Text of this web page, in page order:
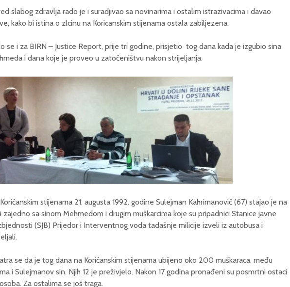
slabog zdravlja rado je i suradjivao sa novinarima i ostalim istrazivacima i davao
kako bi istina o zlcinu na Koricanskim stijenama ostala zabiljezena.
se i za BIRN – Justice Report, prije tri godine, prisjetio tog dana kada je izgubio sina
i dana koje je proveo u zatočeništvu nakon strijeljanja.
stijenama 21. augusta 1992. godine Sulejman Kahrimanović (67) stajao je na
zajedno sa sinom Mehmedom i drugim muškarcima koje su pripadnici Stanice javne
(SJB) Prijedor i Interventnog voda tadašnje milicije izveli iz autobusa i
se da je tog dana na Korićanskim stijenama ubijeno oko 200 muškaraca, među
i Sulejmanov sin. Njih 12 je preživjelo. Nakon 17 godina pronađeni su posmrtni ostaci
Za ostalima se još traga.